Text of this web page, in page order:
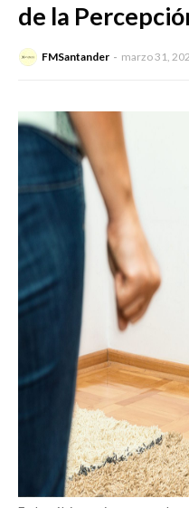
de la
FMSantander marzo 31,